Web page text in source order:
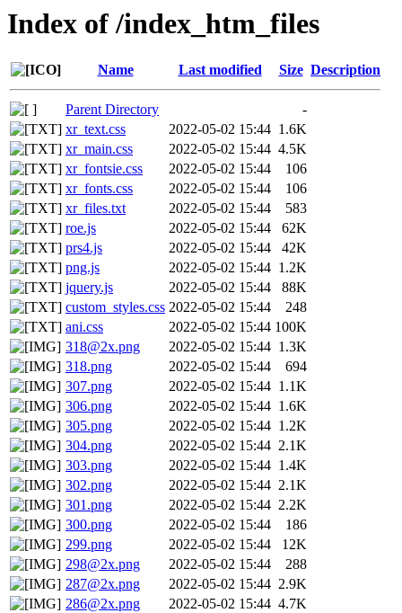
Index of /index_htm_files
Name Last modified Size Description
Parent Directory
-
xr_text.css
2022-05-02 15:44 1.6K
xr_main.css
2022-05-02 15:44 4.5K
xr_fontsie.css
2022-05-02 15:44
106
xr_fonts.css
2022-05-02 15:44
106
xr_files.txt
2022-05-02 15:44
583
roe.js
2022-05-02 15:44
62K
prs4.js
2022-05-02 15:44
42K
png.js
2022-05-02 15:44 1.2K
jquery.js
2022-05-02 15:44
88K
custom_styles.css 2022-05-02 15:44
248
ani.css
2022-05-02 15:44 100K
318@2x.png
2022-05-02 15:44 1.3K
318.png
2022-05-02 15:44
694
307.png
2022-05-02 15:44 1.1K
306.png
2022-05-02 15:44 1.6K
305.png
2022-05-02 15:44 1.2K
304.png
2022-05-02 15:44 2.1K
303.png
2022-05-02 15:44 1.4K
302.png
2022-05-02 15:44 2.1K
301.png
2022-05-02 15:44 2.2K
300.png
2022-05-02 15:44
186
299.png
2022-05-02 15:44
12K
298@2x.png
2022-05-02 15:44
288
287@2x.png
2022-05-02 15:44 2.9K
286@2x.png
2022-05-02 15:44 4.7K